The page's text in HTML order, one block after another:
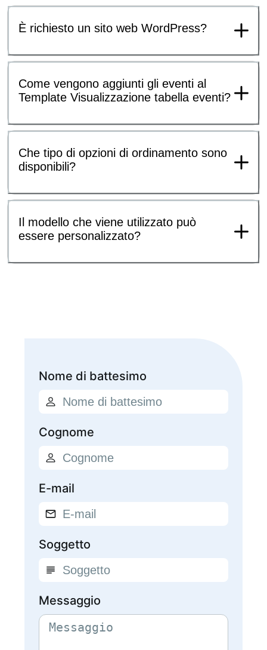
È richiesto un sito web WordPress?
Come vengono aggiunti gli eventi al
Template Visualizzazione tabella eventi?
Che tipo di opzioni di ordinamento sono
disponibili?
Il modello che viene utilizzato può
essere personalizzato?
Nome di battesimo
Cognome
E-mail
Soggetto
Messaggio